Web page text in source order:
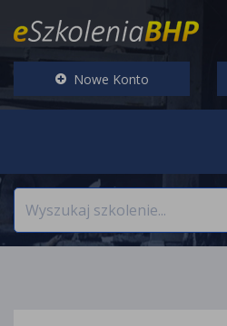
Nowe Konto